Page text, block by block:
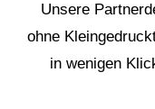
Unsere
ohne
in wenigen